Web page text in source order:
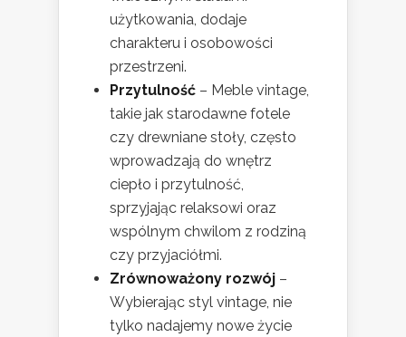
użytkowania, dodaje
charakteru i osobowości
przestrzeni.
Przytulność – Meble vintage,
takie jak starodawne fotele
czy drewniane stoły, często
wprowadzają do wnętrz
ciepło i przytulność,
sprzyjając relaksowi oraz
wspólnym chwilom z rodziną
czy przyjaciółmi.
Zrównoważony rozwój –
Wybierając styl vintage, nie
tylko nadajemy nowe życie